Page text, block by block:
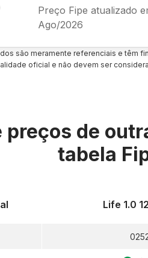
Preço Fipe atualizado
Ago/2026
são meramente referenciais e têm
oficial e não devem ser
preços de
tabela
Life 1.0